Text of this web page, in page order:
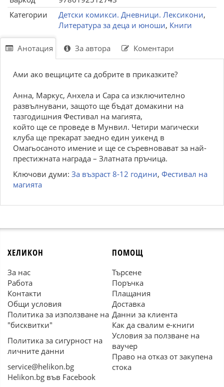
Категории
Детски комикси. Дневници. Лексикони,
Литература за деца и юноши, Книги
Анотация За автора Коментари
Ами ако вещиците са добрите в приказките?
Анна, Маркус, Анхела и Сара са изключително
развълнувани, защото ще бъдат домакини на
тазгодишния Фестивал на магията,
който ще се проведе в Мунвил. Четири магически
клуба ще прекарат заедно един уикенд в
Омагьосаното имение и ще се съревновават за най-
престижната награда – Златната пръчица.
Ключови думи: За възраст 8-12 години, Фестивал на
магията
ХЕЛИКОН
За нас
Работа
Контакти
Общи условия
Политика за използване на
"бисквитки"
Политика за сигурност на
личните данни
service@helikon.bg
Helikon.bg във Facebook
ПОМОЩ
Търсене
Поръчка
Плащания
Доставка
Данни за клиента
Как да свалим е-книги
Условия за ползване на
ваучер
Право на отказ от закупена
стока